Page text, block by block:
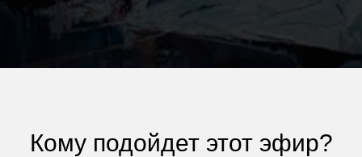
Кому подойдет этот эфир?